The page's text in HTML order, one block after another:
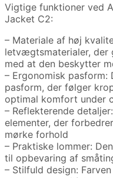
Vigtige funktioner ved
Jacket C2:
– Materiale af høj
letvægtsmaterialer, der
med at den beskytter
– Ergonomisk
pasform, der følger
optimal komfort under
– Reflekterende
elementer, der
mørke forhold
– Praktiske lommer:
til opbevaring af
– Stilfuld design: